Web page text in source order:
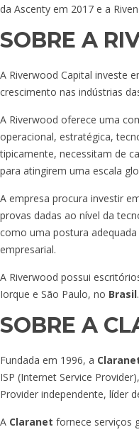
da Ascenty em 2017 e a
SOBRE A
A Riverwood Capital investe
crescimento nas indústrias
A Riverwood oferece uma
operacional, estratégica,
tipicamente, necessitam de
para atingirem uma escala
A empresa procura investir
provas dadas ao nível da
como uma postura
empresarial.
A Riverwood possui
Iorque e São Paulo, no Brasil.
SOBRE A
Fundada em 1996, a
ISP (Internet Service
Provider independente, líder
A Claranet fornece serviços